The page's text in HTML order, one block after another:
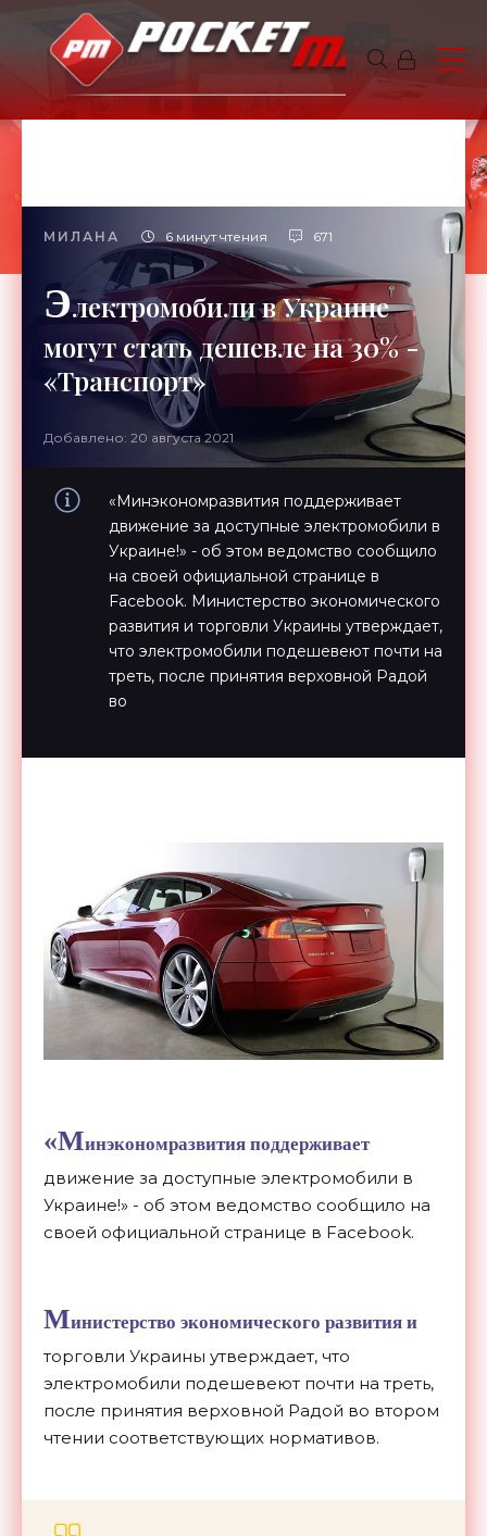
МИЛАНА 6 минут чтения 671
Электромобили в Украине
могут стать дешевле на 30% -
«Транспорт»
Добавлено: 20 августа 2021
«Минэкономразвития поддерживает
движение за доступные электромобили в
Украине!» - об этом ведомство сообщило
на своей официальной странице в
Facebook. Министерство экономического
развития и торговли Украины утверждает,
что электромобили подешевеют почти на
треть, после принятия верховной Радой
во
«Минэкономразвития поддерживает
движение за доступные электромобили в
Украине!» - об этом ведомство сообщило на
своей официальной странице в Facebook.
Министерство экономического развития и
торговли Украины утверждает, что
электромобили подешевеют почти на треть,
после принятия верховной Радой во втором
чтении соответствующих нормативов.